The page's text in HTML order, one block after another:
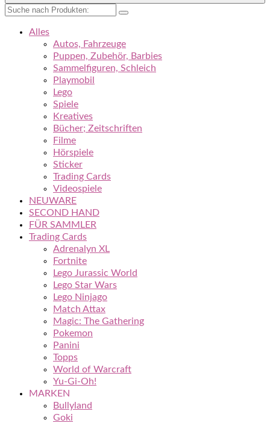
Suche
Alles
Autos, Fahrzeuge
Puppen, Zubehör, Barbies
Sammelfiguren, Schleich
Playmobil
Lego
Spiele
Kreatives
Bücher; Zeitschriften
Filme
Hörspiele
Sticker
Trading Cards
Videospiele
NEUWARE
SECOND HAND
FÜR SAMMLER
Trading Cards
Adrenalyn XL
Fortnite
Lego Jurassic World
Lego Star Wars
Lego Ninjago
Match Attax
Magic: The Gathering
Pokemon
Panini
Topps
World of Warcraft
Yu-Gi-Oh!
MARKEN
Bullyland
Goki